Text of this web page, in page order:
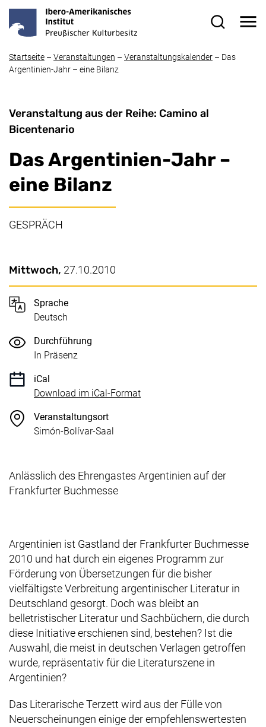
Startseite – Veranstaltungen – Veranstaltungskalender – Das
Argentinien-Jahr – eine Bilanz
Veranstaltung aus der Reihe: Camino al
Bicentenario
Das Argentinien-Jahr –
eine Bilanz
GESPRÄCH
Wichtige Details
Datum / Dauer:
Mittwoch, 27.10.2010
Sprache
Deutsch
Durchführung
In Präsenz
iCal
Download im iCal-Format, 1 KB (öffnet neues Fenster)
Veranstaltungsort
Simón-Bolívar-Saal
Anlässlich des Ehrengastes Argentinien auf der
Frankfurter Buchmesse
Argentinien ist Gastland der Frankfurter Buchmesse
2010 und hat durch ein eigenes Programm zur
Förderung von Übersetzungen für die bisher
vielfältigste Verbreitung argentinischer Literatur in
Deutschland gesorgt. Doch was bleibt an
belletristischer Literatur und Sachbüchern, die durch
diese Initiative erschienen sind, bestehen? Ist die
Auswahl, die meist in deutschen Verlagen getroffen
wurde, repräsentativ für die Literaturszene in
Argentinien?
Das Literarische Terzett wird aus der Fülle von
Neuerscheinungen einige der empfehlenswertesten